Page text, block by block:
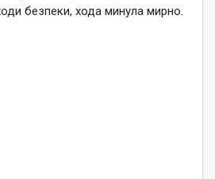
безпеки, хода минула мирно.